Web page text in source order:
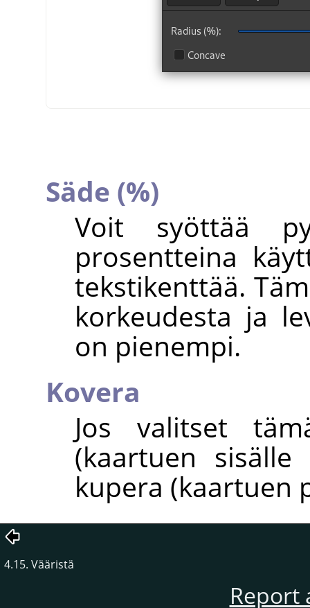
Säde (%)
Voit syöttää
prosentteina
tekstikenttää.
korkeudesta ja
on pienempi.
Kovera
Jos valitset
(kaartuen
kupera (kaartuen
4.15. Vääristä
Report